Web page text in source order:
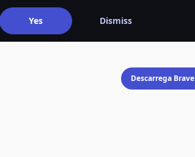
Yes Dismiss
Descarrega Brave